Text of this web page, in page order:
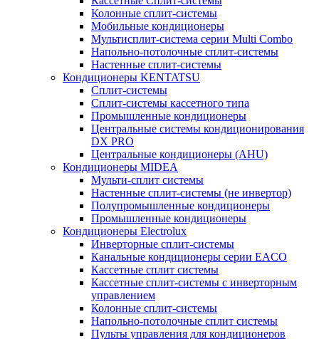
Колонные сплит-системы
Мобильные кондиционеры
Мультисплит-система серии Multi Combo
Напольно-потолочные сплит-системы
Настенные сплит-системы
Кондиционеры KENTATSU
Сплит-системы
Сплит-системы кассетного типа
Промышленные кондиционеры
Центральные системы кондиционирования
DX PRO
Центральные кондиционеры (AHU)
Кондиционеры MIDEA
Мульти-сплит системы
Настенные сплит-системы (не инвертор)
Полупромышленные кондиционеры
Промышленные кондиционеры
Кондиционеры Electrolux
Инверторные сплит-системы
Канальные кондиционеры серии EACO
Кассетные сплит системы
Кассетные сплит-системы с инверторным
управлением
Колонные сплит-системы
Напольно-потолочные сплит системы
Пульты управления для кондиционеров